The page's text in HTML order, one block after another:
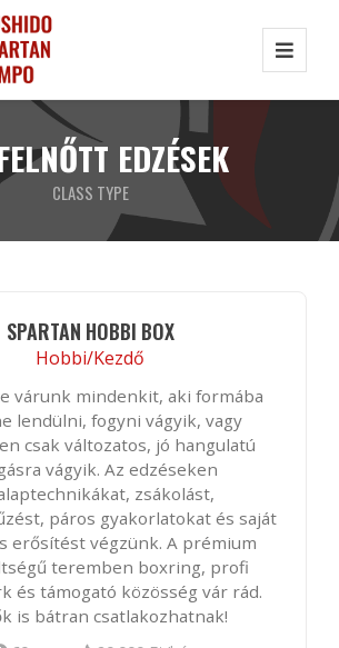
EDZÉSEK
CLASS TYPE
SPARTAN HOBBI BOX
Hobbi/Kezdő
várunk mindenkit, aki formába
lendülni, fogyni vágyik, vagy
csak változatos, jó hangulatú
vágyik. Az edzéseken
zsákolást,
páros gyakorlatokat és saját
erősítést végzünk. A prémium
teremben boxring, profi
és támogató közösség vár rád.
is bátran csatlakozhatnak!